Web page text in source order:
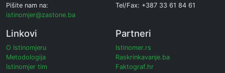
Pišite nam na:
istinomjer@zastone.ba
Tel/Fax: +387 33 61 84 61
Linkovi
O Istinomjeru
Metodologija
Istinomjer tim
Partneri
Istinomer.rs
Raskrinkavanje.ba
Faktograf.hr